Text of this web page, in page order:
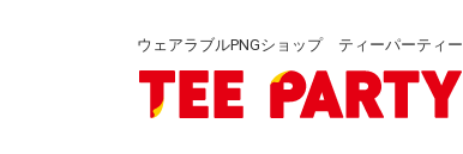
ウェアラブルPNGショップ ティーパーティー